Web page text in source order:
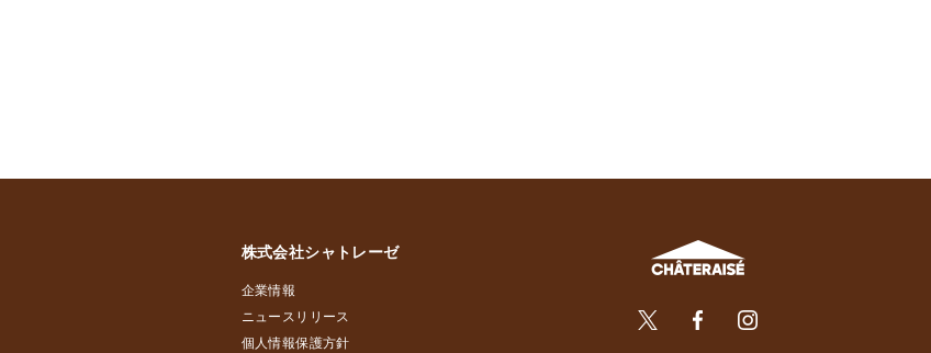
株式会社シャトレーゼ
企業情報
ニュースリリース
個人情報保護方針